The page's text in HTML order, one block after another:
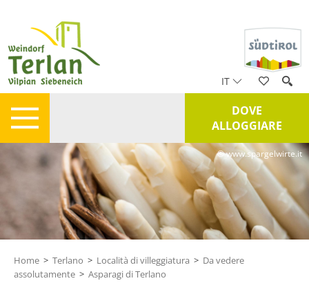
IT
DOVE
ALLOGGIARE
© www.spargelwirte.it
Home > Terlano > Località di villeggiatura > Da vedere
assolutamente > Asparagi di Terlano